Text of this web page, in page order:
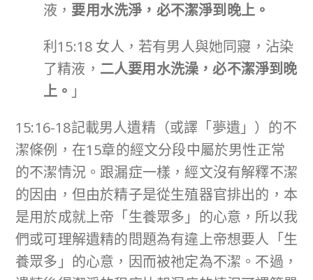
液， 要用水洗淨，必不潔淨到晚上。
利15:18 女人，若有男人與她同寢，沾染
了精液， 二人要用水洗澡，必不潔淨到晚
上。 」
15:16-18記載男人遺精（或譯「夢遺」）的不
潔條例，在15章的經文分段中屬於男性正常
的不潔情況。跟漏症一樣，經文沒有解釋不潔
的因由，但由於精子是從生殖器官排出的，本
是用於成就上帝「生養眾多」的心意，所以我
們或可理解遺精的問題為有違上帝想要人「生
養眾多」的心意，因而被祂定為不潔。不過，